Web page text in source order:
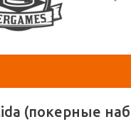
(покерные